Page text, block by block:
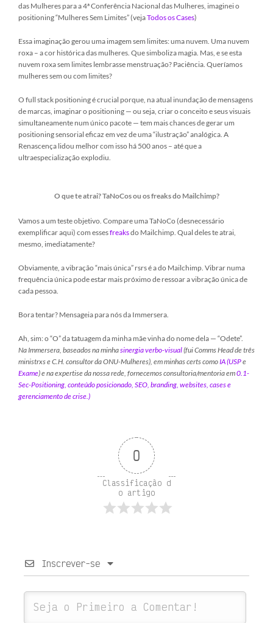
das Mulheres para a 4ª Conferência Nacional das Mulheres, imaginei o
positioning “Mulheres Sem Limites” (vejaTodos os Cases)
Essa imaginação gerou uma imagem sem limites: uma nuvem. Uma nuvem
roxa – a cor histórica das mulheres. Que simboliza magia. Mas, e se esta
nuvem roxa sem limites lembrasse menstruação? Paciência. Queríamos
mulheres sem ou com limites?
O full stack positioning é crucial porque, na atual inundação de mensagens
de marcas, imaginar o positioning — ou seja, criar o conceito e seus visuais
simultaneamente num único pacote — tem mais chances de gerar um
positioning sensorial eficaz em vez de uma “ilustração” analógica. A
Renascença lidou melhor com isso há 500 anos – até que a
ultraespecialização explodiu.
O que te atrai? TaNoCos ou os freaks do Mailchimp?
Vamos a um teste objetivo. Compare uma TaNoCo (desnecessário
exemplificar aqui) com essesfreaksdo Mailchimp. Qual deles te atrai,
mesmo, imediatamente?
Obviamente, a vibração “mais única” rsrs é a do Mailchimp. Vibrar numa
frequência única pode estar mais próximo de ressoar a vibração única de
cada pessoa.
Bora tentar? Mensageia para nós da Immersera.
Ah, sim: o “O” da tatuagem da minha mãe vinha do nome dela — “Odete”.
Na Immersera, baseados na minhasinergia verbo-visual(fui Comms Head de três
ministrxs e C.H. consultor da ONU-Mulheres), em minhas certs como IA (USPe
Exame) e na expertise da nossa rede, fornecemos consultoria/mentoria em0.1-
Sec-Positioning, conteúdo posicionado, SEO, branding, websites, cases e
gerenciamento de crise.)
0
Classificação d
o artigo
Inscrever-se